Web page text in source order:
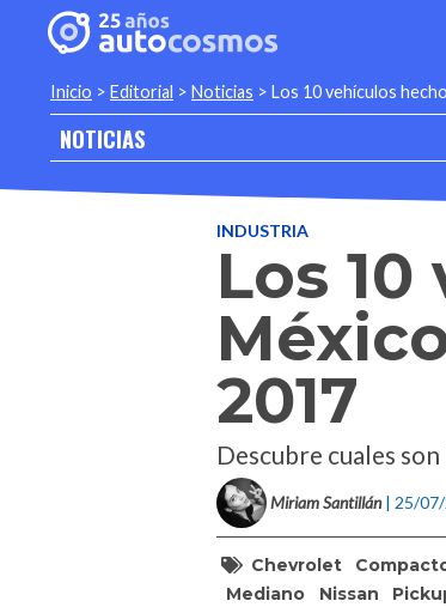
Inicio > Editorial > Noticias > Los 10 vehículos
NOTICIAS
INDUSTRIA
Los
2017
Descubre cuales
Miriam Santillán | 25/
Chevrolet
Mediano
Nissan